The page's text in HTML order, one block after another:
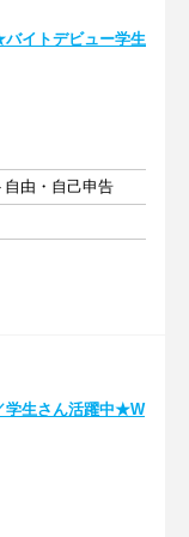
バイトデビュー学生
由・自己申告
学生さん活躍中★W